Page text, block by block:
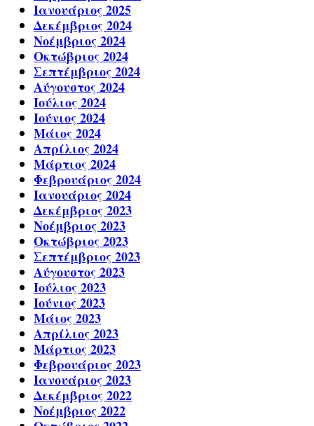
Ιανουάριος 2025
Δεκέμβριος 2024
Νοέμβριος 2024
Οκτώβριος 2024
Σεπτέμβριος 2024
Αύγουστος 2024
Ιούλιος 2024
Ιούνιος 2024
Μάιος 2024
Απρίλιος 2024
Μάρτιος 2024
Φεβρουάριος 2024
Ιανουάριος 2024
Δεκέμβριος 2023
Νοέμβριος 2023
Οκτώβριος 2023
Σεπτέμβριος 2023
Αύγουστος 2023
Ιούλιος 2023
Ιούνιος 2023
Μάιος 2023
Απρίλιος 2023
Μάρτιος 2023
Φεβρουάριος 2023
Ιανουάριος 2023
Δεκέμβριος 2022
Νοέμβριος 2022